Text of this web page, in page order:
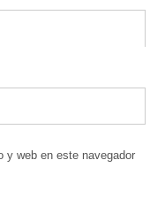
y web en este navegador